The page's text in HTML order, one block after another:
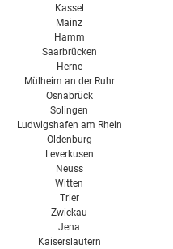
Kassel
Mainz
Hamm
Saarbrücken
Herne
Mülheim an der Ruhr
Osnabrück
Solingen
Ludwigshafen am Rhein
Oldenburg
Leverkusen
Neuss
Witten
Trier
Zwickau
Jena
Kaiserslautern